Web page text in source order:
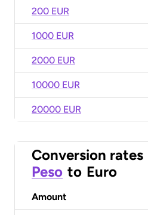
200 EUR
1000 EUR
2000 EUR
10000 EUR
20000 EUR
Conversion rates
Peso to Euro
Amount